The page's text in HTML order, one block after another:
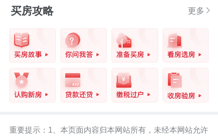
买房攻略 更多
重要提示：1、本页面内容归本网站所有，未经本网站允许